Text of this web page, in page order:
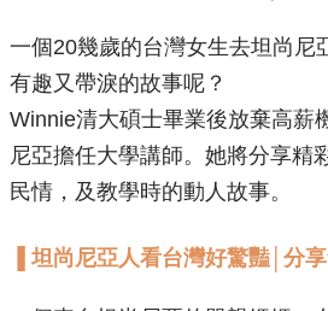
一個20幾歲的台灣女生去坦尚尼
有趣又帶淚的故事呢？
Winnie清大碩士畢業後放棄高薪
尼亞擔任大學講師。​她將分享精
民情，及教學時的動人故事。
▐ ​坦尚尼亞人看台灣好驚豔│分